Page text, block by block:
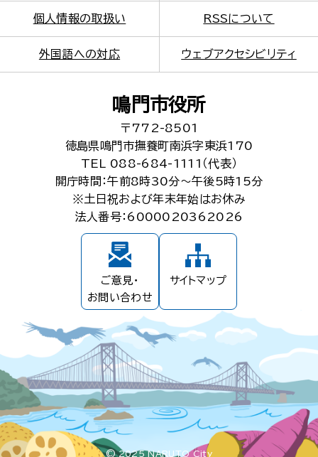
個人情報の取扱い RSSについて
外国語への対応 ウェブアクセシビリティ
鳴門市役所
〒772-8501
徳島県鳴門市撫養町南浜字東浜170
TEL 088-684-1111（代表）
開庁時間：午前8時30分～午後5時15分
※土日祝および年末年始はお休み
法人番号：6000020362026
ご意見・
お問い合わせ
サイトマップ
© 2025 NARUTO City